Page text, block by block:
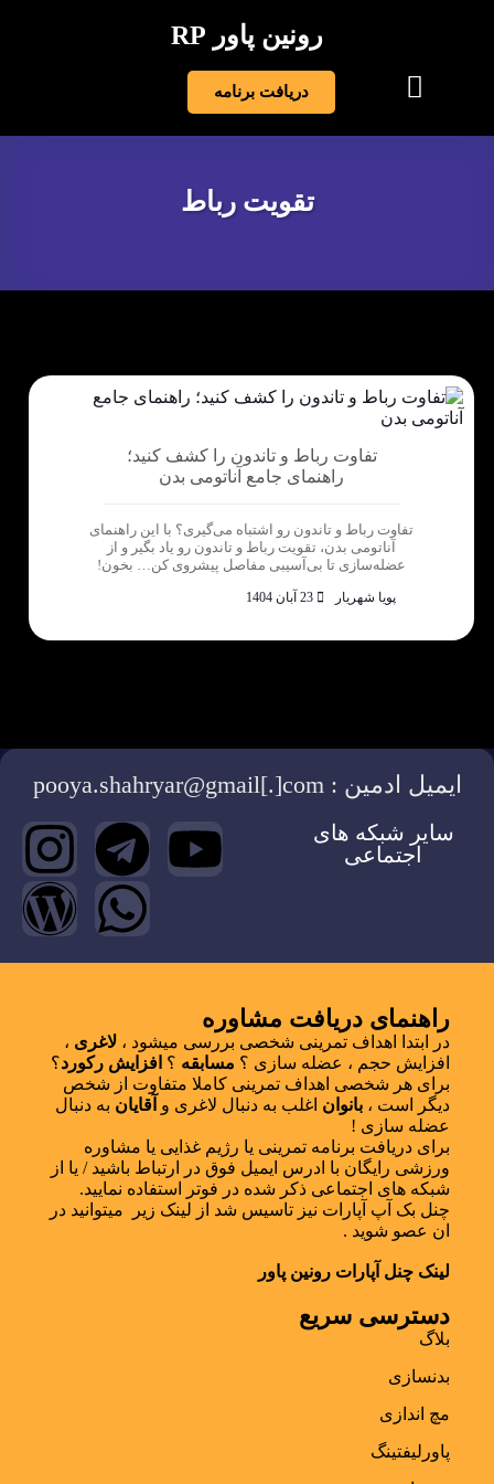
رونین پاور RP
دریافت برنامه
تقویت رباط
تفاوت رباط و تاندون را کشف کنید؛
راهنمای جامع آناتومی بدن
تفاوت رباط و تاندون رو اشتباه می‌گیری؟ با این راهنمای
آناتومی بدن، تقویت رباط و تاندون رو یاد بگیر و از
عضله‌سازی تا بی‌آسیبی مفاصل پیشروی کن… بخون!
پویا شهریار
ایمیل ادمین : pooya.shahryar@gmail[.]com
سایر شبکه های
اجتماعی
راهنمای دریافت مشاوره
در ابتدا اهداف تمرینی شخصی بررسی میشود ، لاغری ،
افزایش حجم ، عضله سازی ؟ مسابقه ؟ افزایش رکورد؟
برای هر شخصی اهداف تمرینی کاملا متفاوت از شخص
دیگر است ، بانوان اغلب به دنبال لاغری و آقایان به دنبال
عضله سازی !
برای دریافت برنامه تمرینی یا رژیم غذایی یا مشاوره
ورزشی رایگان با ادرس ایمیل فوق در ارتباط باشید / یا از
شبکه های اجتماعی ذکر شده در فوتر استفاده نمایید.
چنل بک آپ آپارات نیز تاسیس شد از لینک زیر میتوانید در
ان عصو شوید .
لینک چنل آپارات رونین پاور
دسترسی سریع
بلاگ
بدنسازی
مچ اندازی
پاورلیفتینگ